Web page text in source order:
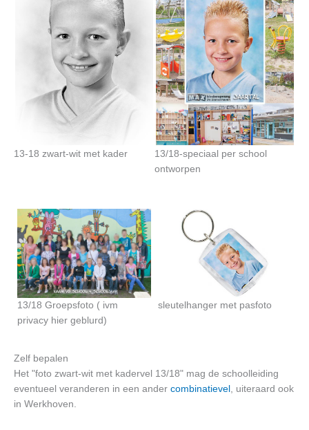
13-18 zwart-wit met kader
13/18-speciaal per school
ontworpen
13/18 Groepsfoto ( ivm
privacy hier geblurd)
sleutelhanger met pasfoto
Zelf bepalen
Het "foto zwart-wit met kadervel 13/18" mag de schoolleiding
eventueel veranderen in een ander combinatievel , uiteraard ook
in Werkhoven.